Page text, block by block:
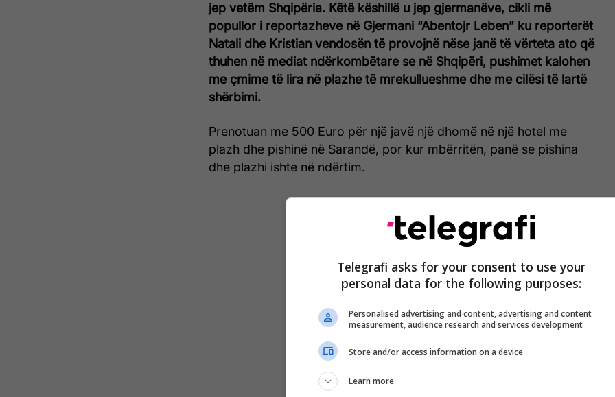
jep vetëm Shqipëria. Këtë këshillë u jep gjermanëve, cikli më
popullor i reportazheve në Gjermani “Abentojr Leben” ku reporterët
Natali dhe Kristian vendosën të provojnë nëse janë të vërteta ato që
thuhen në mediat ndërkombëtare se në Shqipëri, pushimet kalohen
me çmime të lira në plazhe të mrekullueshme dhe me cilësi të lartë
shërbimi.
Prenotuan me 500 Euro për një javë një dhomë në një hotel me
plazh dhe pishinë në Sarandë, por kur mbërritën, panë se pishina
dhe plazhi ishte në ndërtim.
Telegrafi asks for your consent to use your
personal data for the following purposes:
Personalised advertising and content, advertising and content
measurement, audience research and services development
Store and/or access information on a device
Learn more